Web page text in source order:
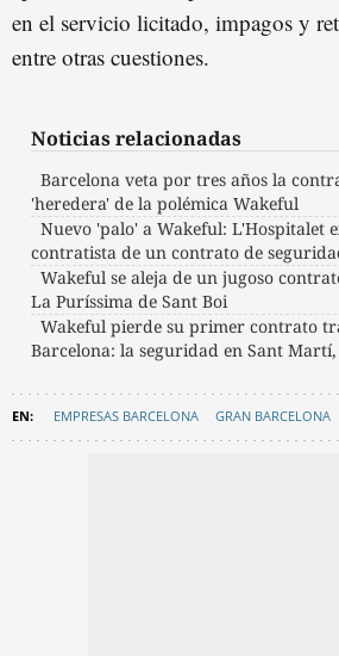
en el servicio licitado, impagos y
entre otras cuestiones.
Noticias relacionadas
Barcelona veta por tres años la
'heredera' de la polémica Wakeful
Nuevo 'palo' a Wakeful: L'Hospitalet
contratista de un contrato de
Wakeful se aleja de un jugoso
La Puríssima de Sant Boi
Wakeful pierde su primer contrato
Barcelona: la seguridad en Sant
EMPRESAS BARCELONA GRAN BARCELONA